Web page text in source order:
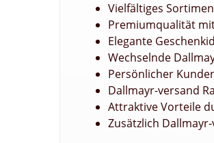
Vielfältiges
Premiumqualität
Elegante
Wechselnde
Persönlicher
Dallmayr-versand
Attraktive Vorteile
Zusätzlich